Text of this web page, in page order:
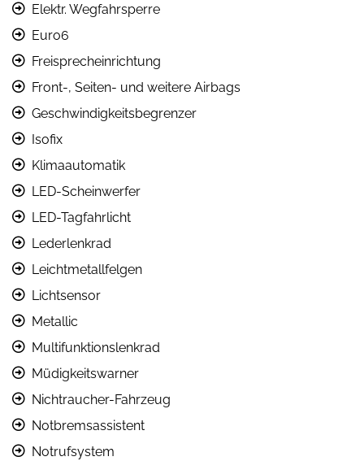
Elektr. Wegfahrsperre
Euro6
Freisprecheinrichtung
Front-, Seiten- und weitere Airbags
Geschwindigkeitsbegrenzer
Isofix
Klimaautomatik
LED-Scheinwerfer
LED-Tagfahrlicht
Lederlenkrad
Leichtmetallfelgen
Lichtsensor
Metallic
Multifunktionslenkrad
Müdigkeitswarner
Nichtraucher-Fahrzeug
Notbremsassistent
Notrufsystem